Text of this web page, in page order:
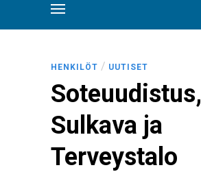
HENKILÖT / UUTISET
Soteuudistus,
Sulkava ja
Terveystalo